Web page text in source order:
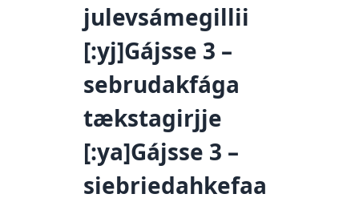
julevsámegillii
[:yj]Gájsse 3 –
sebrudakfága
tækstagirjje
[:ya]Gájsse 3 –
siebriedahkefaa